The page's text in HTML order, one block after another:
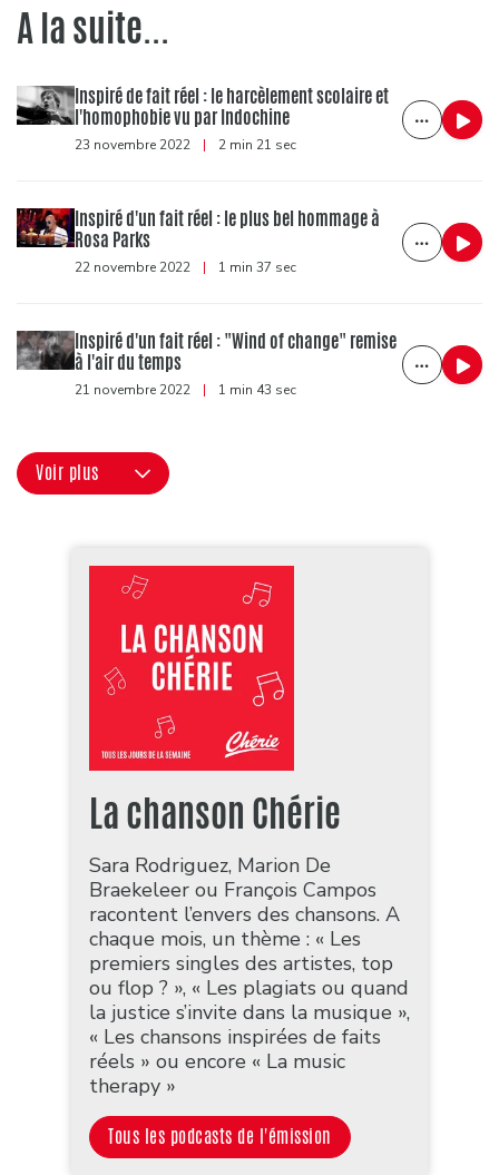
A la suite...
Inspiré de fait réel : le harcèlement scolaire et
l'homophobie vu par Indochine
23 novembre 2022 | 2 min 21 sec
Inspiré d'un fait réel : le plus bel hommage à
Rosa Parks
22 novembre 2022 | 1 min 37 sec
Inspiré d'un fait réel : "Wind of change" remise
à l'air du temps
21 novembre 2022 | 1 min 43 sec
Voir plus
La chanson Chérie
Sara Rodriguez, Marion De
Braekeleer ou François Campos
racontent l’envers des chansons. A
chaque mois, un thème : « Les
premiers singles des artistes, top
ou flop ? », « Les plagiats ou quand
la justice s’invite dans la musique »,
« Les chansons inspirées de faits
réels » ou encore « La music
therapy »
Tous les podcasts de l'émission